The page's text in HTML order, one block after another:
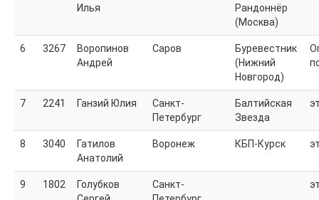
Илья
Рандоннёр
(Москва)
6 3267
Воропинов
Андрей
Саров
Буревестник
(Нижний
Новгород)
7 2241 Ганзий Юлия
Санкт-
Петербург
Балтийская
Звезда
8 3040
Гатилов
Анатолий
Воронеж КБП-Курск
9 1802
Голубков
Санкт-